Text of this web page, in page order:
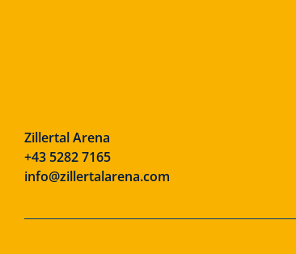
Zillertal Arena
+43 5282 7165
info@zillertalarena.com